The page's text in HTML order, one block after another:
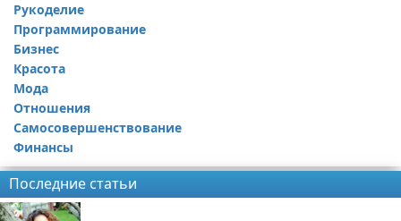
Рукоделие
Программирование
Бизнес
Красота
Мода
Отношения
Самосовершенствование
Финансы
Последние статьи